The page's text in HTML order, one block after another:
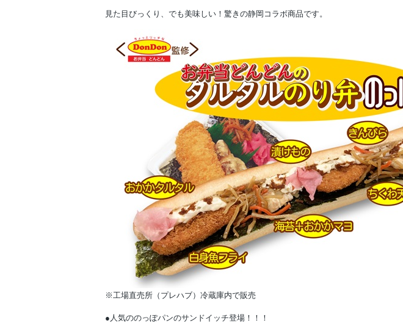
見た目びっくり、でも美味しい！驚きの静岡コラボ商品です。
※工場直売所（プレハブ）冷蔵庫内で販売
●人気ののっぽパンのサンドイッチ登場！！！